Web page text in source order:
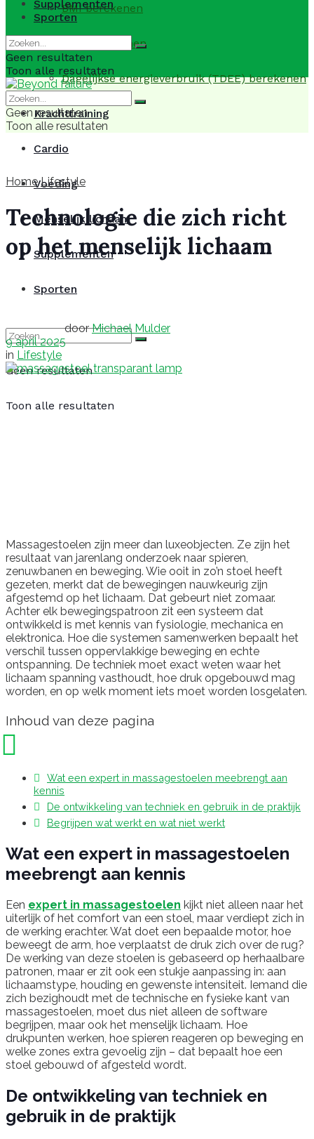
BMI berekenen
BMR berekenen
Dagelijkse energieverbruik (TDEE) berekenen
Krachttraining
Cardio
Voeding
Menselijk lichaam
Supplementen
Sporten
Geen resultaten
Toon alle resultaten
Supplementen
Sporten
Geen resultaten
Toon alle resultaten
Geen resultaten
Toon alle resultaten
Home Lifestyle
Technologie die zich richt
op het menselijk lichaam
door Michael Mulder
9 april 2025
in Lifestyle
Massagestoelen zijn meer dan luxeobjecten. Ze zijn het
resultaat van jarenlang onderzoek naar spieren,
zenuwbanen en beweging. Wie ooit in zo’n stoel heeft
gezeten, merkt dat de bewegingen nauwkeurig zijn
afgestemd op het lichaam. Dat gebeurt niet zomaar.
Achter elk bewegingspatroon zit een systeem dat
ontwikkeld is met kennis van fysiologie, mechanica en
elektronica. Hoe die systemen samenwerken bepaalt het
verschil tussen oppervlakkige beweging en echte
ontspanning. De techniek moet exact weten waar het
lichaam spanning vasthoudt, hoe druk opgebouwd mag
worden, en op welk moment iets moet worden losgelaten.
Inhoud van deze pagina
Wat een expert in massagestoelen meebrengt aan
kennis
De ontwikkeling van techniek en gebruik in de praktijk
Begrijpen wat werkt en wat niet werkt
Wat een expert in massagestoelen
meebrengt aan kennis
Een expert in massagestoelen kijkt niet alleen naar het
uiterlijk of het comfort van een stoel, maar verdiept zich in
de werking erachter. Wat doet een bepaalde motor, hoe
beweegt de arm, hoe verplaatst de druk zich over de rug?
De werking van deze stoelen is gebaseerd op herhaalbare
patronen, maar er zit ook een stukje aanpassing in: aan
lichaamstype, houding en gewenste intensiteit. Iemand die
zich bezighoudt met de technische en fysieke kant van
massagestoelen, moet dus niet alleen de software
begrijpen, maar ook het menselijk lichaam. Hoe
drukpunten werken, hoe spieren reageren op beweging en
welke zones extra gevoelig zijn – dat bepaalt hoe een
stoel gebouwd of afgesteld wordt.
De ontwikkeling van techniek en
gebruik in de praktijk